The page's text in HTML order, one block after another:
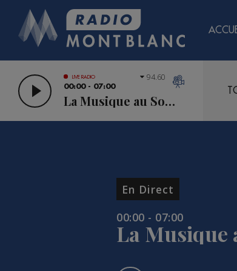
LIVE RADIO
00:00 - 07:00
La Musique au Sommet
94.60
En Direct
00:00 - 07:00
La Musique